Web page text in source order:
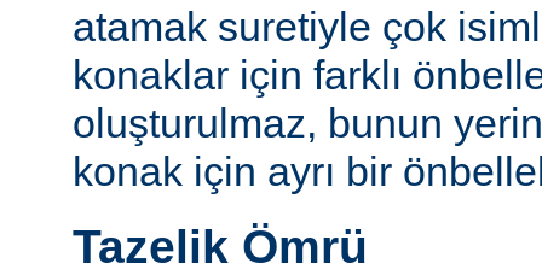
atamak suretiyle çok
konaklar için farklı
oluşturulmaz, bunun
konak için ayrı bir
Tazelik Ömrü